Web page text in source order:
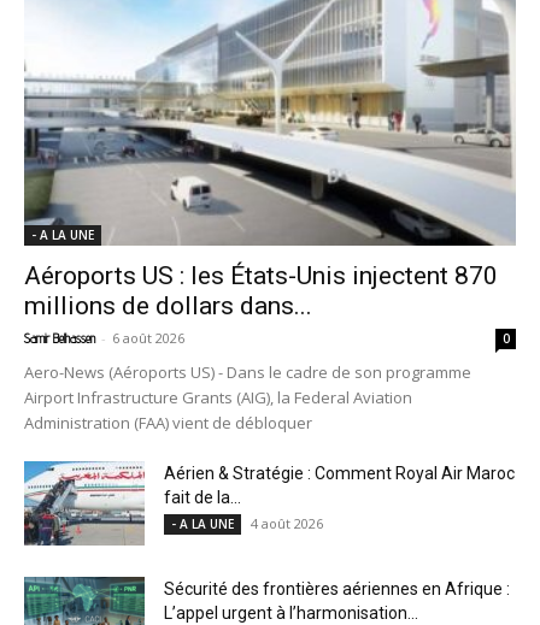
- A LA UNE
Aéroports US : les États-Unis injectent 870
millions de dollars dans...
Samir Belhassen - 6 août 2026 0
Aero-News (Aéroports US) - Dans le cadre de son programme
Airport Infrastructure Grants (AIG), la Federal Aviation
Administration (FAA) vient de débloquer
Aérien & Stratégie : Comment Royal Air Maroc
fait de la...
- A LA UNE 4 août 2026
Sécurité des frontières aériennes en Afrique :
L’appel urgent à l’harmonisation...